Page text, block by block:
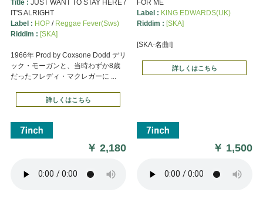
Title : JUST WANT TO STAY HERE /
IT'S ALRIGHT
Label : HOP/ Reggae Fever(Sws)
Riddim : [SKA]
1966年 Prod by Coxsone Dodd デリ
ック・モーガンと、当時わずか8歳
だったフレディ・マクレガーに ...
詳しくはこちら
￥2,180
FOR ME
Label : KING EDWARDS(UK)
Riddim : [SKA]
[SKA-名曲!]
詳しくはこちら
￥ 1,500